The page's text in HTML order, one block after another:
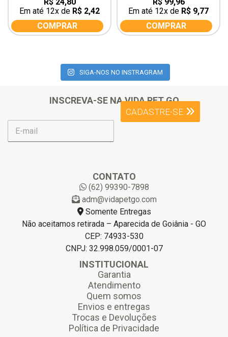
out
of
5
Em até 12x de R$ 2,42
COMPRAR
out
of
5
Em até 12x de R$ 9,77
COMPRAR
SIGA-NOS NO INSTRAGRAM
INSCREVA-SE NA VIDA PET GO
E
m
CADASTRE-SE
CONTATO
(62) 99390-7898
adm@vidapetgo.com
Somente Entregas
Não aceitamos retirada – Aparecida de Goiânia - GO
CEP: 74933-530
CNPJ: 32.998.059/0001-07
INSTITUCIONAL
Garantia
Atendimento
Quem somos
Envios e entregas
Trocas e Devoluções
Política de Privacidade